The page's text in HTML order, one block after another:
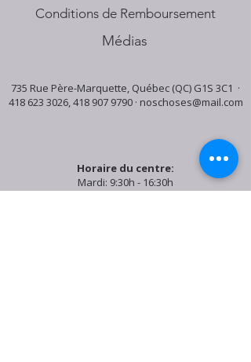
Conditions de Remboursement
Médias
735 Rue Père-Marquette, Québec (QC) G1S 3C1 ·
418 623 3026,418 907 9790· noschoses@mail.com
Horaire du centre:
Mardi: 9:30h - 16:30h